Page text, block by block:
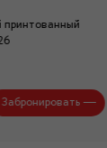
Забронировать